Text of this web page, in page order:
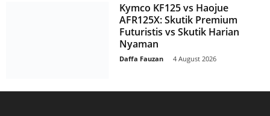
Kymco KF125 vs Haojue
AFR125X: Skutik Premium
Futuristis vs Skutik Harian
Nyaman
Daffa Fauzan 4 August 2026